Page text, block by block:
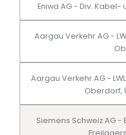
Eniwa AG - Div.
Aargau Verkehr AG -
Aargau Verkehr AG -
Oberdorf,
Siemens Schweiz AG -